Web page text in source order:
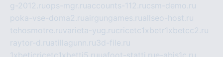
g-2012.ruops-mgr.ruaccounts-112.rucsm-demo.ru
poka-vse-doma2.ruairgungames.ruallseo-host.ru
tehosmotre.ruvarieta-yug.rucricetc1xbetr1xbetcc2.ru
raytor-d.ruatillagunn.ru3d-file.ru